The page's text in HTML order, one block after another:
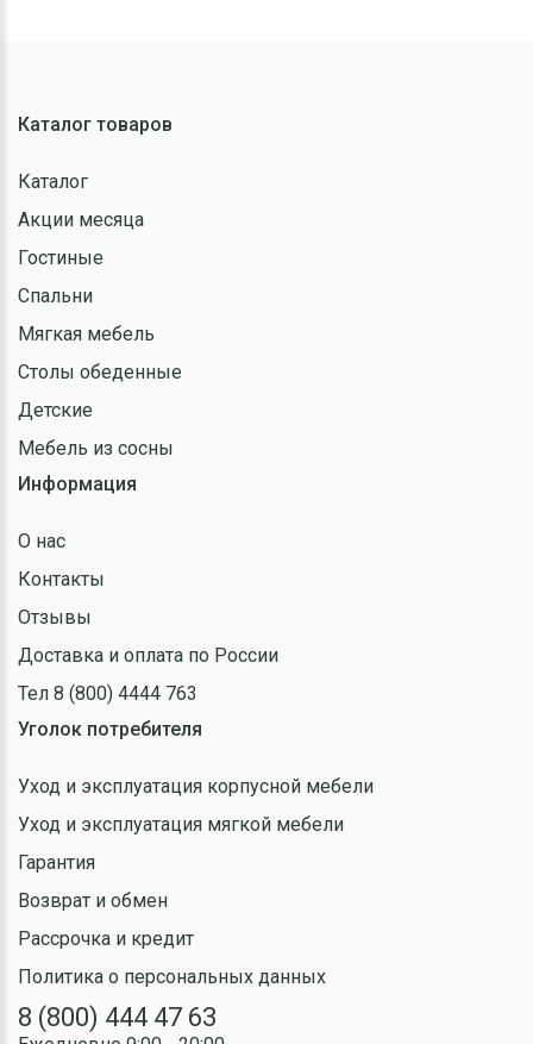
Каталог товаров
Каталог
Акции месяца
Гостиные
Спальни
Мягкая мебель
Столы обеденные
Детские
Мебель из сосны
Информация
О нас
Контакты
Отзывы
Доставка и оплата по России
Тел 8 (800) 4444 763
Уголок потребителя
Уход и эксплуатация корпусной мебели
Уход и эксплуатация мягкой мебели
Гарантия
Возврат и обмен
Рассрочка и кредит
Политика о персональных данных
8 (800) 444 47 63